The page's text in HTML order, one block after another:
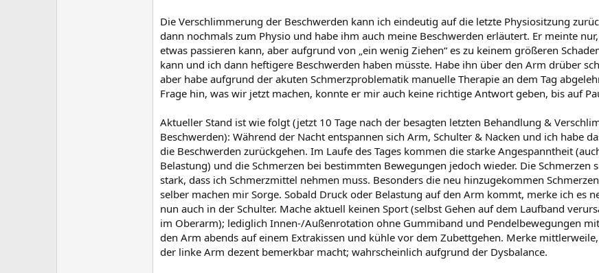
Die Verschlimmerung der Beschwerden kann ich eindeutig auf die letzte Physiositzung
dann nochmals zum Physio und habe ihm auch meine Beschwerden erläutert. Er meinte
etwas passieren kann, aber aufgrund von „ein wenig Ziehen“ es zu keinem größeren
kann und ich dann heftigere Beschwerden haben müsste. Habe ihn über den Arm drüber
aber habe aufgrund der akuten Schmerzproblematik manuelle Therapie an dem Tag
Frage hin, was wir jetzt machen, konnte er mir auch keine richtige Antwort geben, bis auf
Aktueller Stand ist wie folgt (jetzt 10 Tage nach der besagten letzten Behandlung &
Beschwerden): Während der Nacht entspannen sich Arm, Schulter & Nacken und ich habe
die Beschwerden zurückgehen. Im Laufe des Tages kommen die starke Angespanntheit
Belastung) und die Schmerzen bei bestimmten Bewegungen jedoch wieder. Die Schmerzen
stark, dass ich Schmerzmittel nehmen muss. Besonders die neu hinzugekommen
selber machen mir Sorge. Sobald Druck oder Belastung auf den Arm kommt, merke ich es
nun auch in der Schulter. Mache aktuell keinen Sport (selbst Gehen auf dem Laufband
im Oberarm); lediglich Innen-/Außenrotation ohne Gummiband und Pendelbewegungen
den Arm abends auf einem Extrakissen und kühle vor dem Zubettgehen. Merke mittlerweile,
der linke Arm dezent bemerkbar macht; wahrscheinlich aufgrund der Dysbalance.